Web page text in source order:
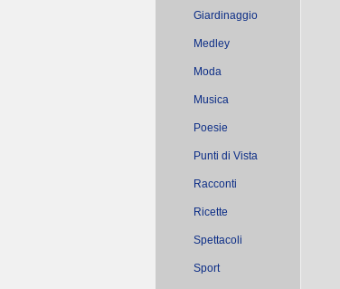
Giardinaggio
Medley
Moda
Musica
Poesie
Punti di Vista
Racconti
Ricette
Spettacoli
Sport